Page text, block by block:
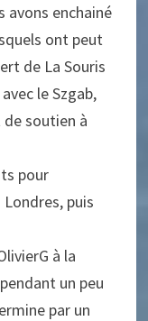
enchainé
ont peut
de La Souris
le Szgab,
soutien à
pour
puis
à la
un peu
par un